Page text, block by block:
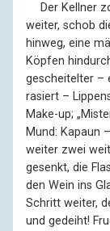
Der Kellner
weiter, schob
hinweg, eine
Köpfen
gescheitelter –
rasiert –
Make-up;
Mund: Kapaun
weiter zwei
gesenkt, die
den Wein ins
Schritt weiter,
und gedeiht!